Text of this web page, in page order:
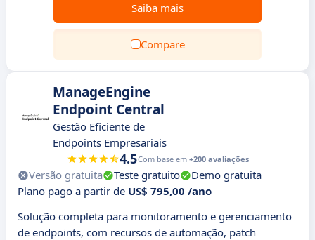
Saiba mais
Compare
ManageEngine
Endpoint Central
Gestão Eficiente de
Endpoints Empresariais
4.5Com base em +200 avaliações
Versão gratuita Teste gratuito
Demo gratuita
Plano pago a partir de US$ 795,00 /ano
Solução completa para monitoramento e gerenciamento
de endpoints, com recursos de automação, patch